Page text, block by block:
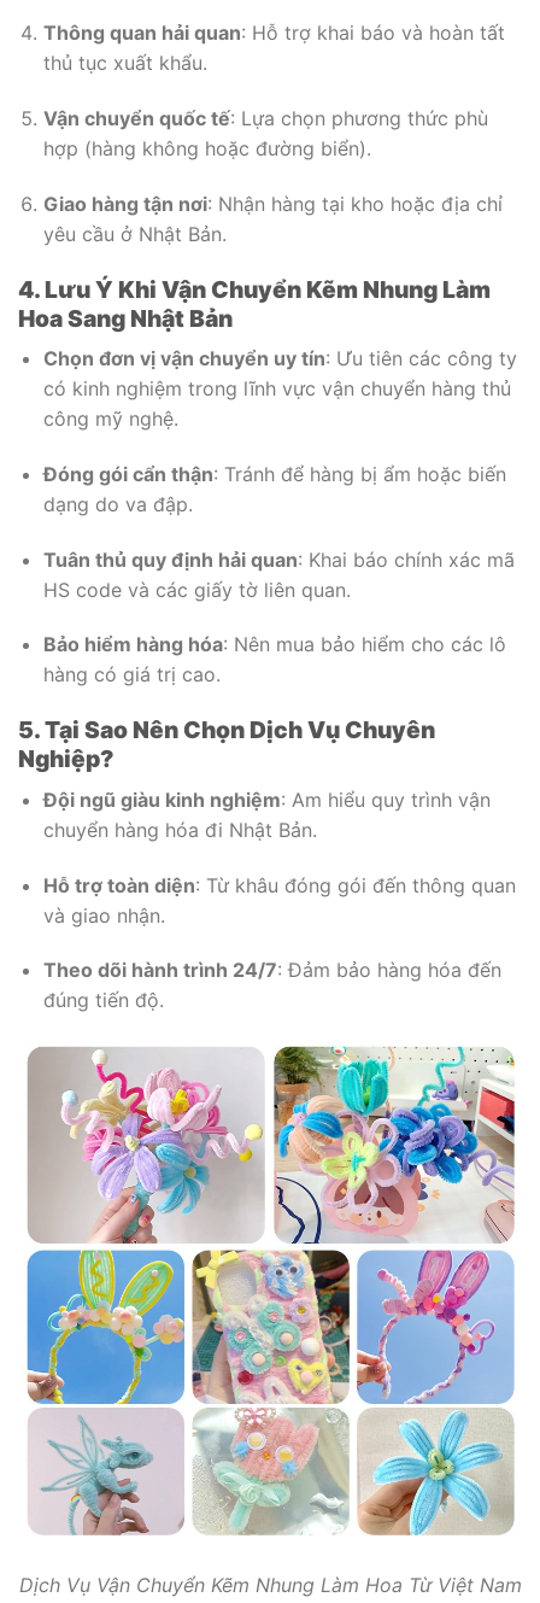
Thông quan hải quan: Hỗ trợ khai báo và hoàn tất
thủ tục xuất khẩu.
Vận chuyển quốc tế: Lựa chọn phương thức phù
hợp (hàng không hoặc đường biển).
Giao hàng tận nơi: Nhận hàng tại kho hoặc địa chỉ
yêu cầu ở Nhật Bản.
4. Lưu Ý Khi Vận Chuyển Kẽm Nhung Làm
Hoa Sang Nhật Bản
Chọn đơn vị vận chuyển uy tín: Ưu tiên các công ty
có kinh nghiệm trong lĩnh vực vận chuyển hàng thủ
công mỹ nghệ.
Đóng gói cẩn thận: Tránh để hàng bị ẩm hoặc biến
dạng do va đập.
Tuân thủ quy định hải quan: Khai báo chính xác mã
HS code và các giấy tờ liên quan.
Bảo hiểm hàng hóa: Nên mua bảo hiểm cho các lô
hàng có giá trị cao.
5. Tại Sao Nên Chọn Dịch Vụ Chuyên
Nghiệp?
Đội ngũ giàu kinh nghiệm: Am hiểu quy trình vận
chuyển hàng hóa đi Nhật Bản.
Hỗ trợ toàn diện: Từ khâu đóng gói đến thông quan
và giao nhận.
Theo dõi hành trình 24/7: Đảm bảo hàng hóa đến
đúng tiến độ.
Dịch Vụ Vận Chuyển Kẽm Nhung Làm Hoa Từ Việt Nam